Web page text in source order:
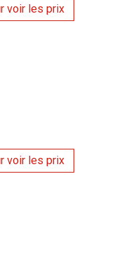
voir les prix
voir les prix